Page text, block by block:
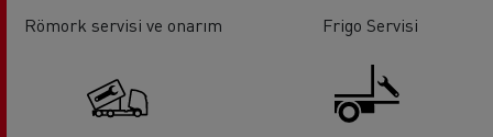
Römork servisi ve onarım Frigo Servisi